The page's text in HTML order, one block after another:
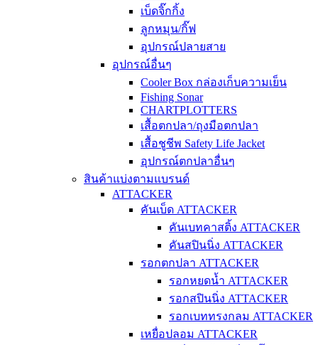
เบ็ดจิ๊กกิ้ง
ลูกหมุน/กิ๊ฟ
อุปกรณ์ปลายสาย
อุปกรณ์อื่นๆ
Cooler Box กล่องเก็บความเย็น
Fishing Sonar
CHARTPLOTTERS
เสื้อตกปลา/ถุงมือตกปลา
เสื้อชูชีพ Safety Life Jacket
อุปกรณ์ตกปลาอื่นๆ
สินค้าแบ่งตามแบรนด์
ATTACKER
คันเบ็ด ATTACKER
คันเบทคาสติ้ง ATTACKER
คันสปินนิ่ง ATTACKER
รอกตกปลา ATTACKER
รอกหยดน้ำ ATTACKER
รอกสปินนิ่ง ATTACKER
รอกเบททรงกลม ATTACKER
เหยื่อปลอม ATTACKER